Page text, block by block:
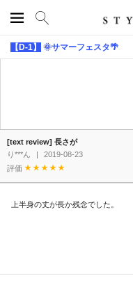
【D-1】 🌞サマーフェスタ🌴
[text review] 長さが
り***ん
|
2019-08-23
評価
上半身の丈が長か残念でした。